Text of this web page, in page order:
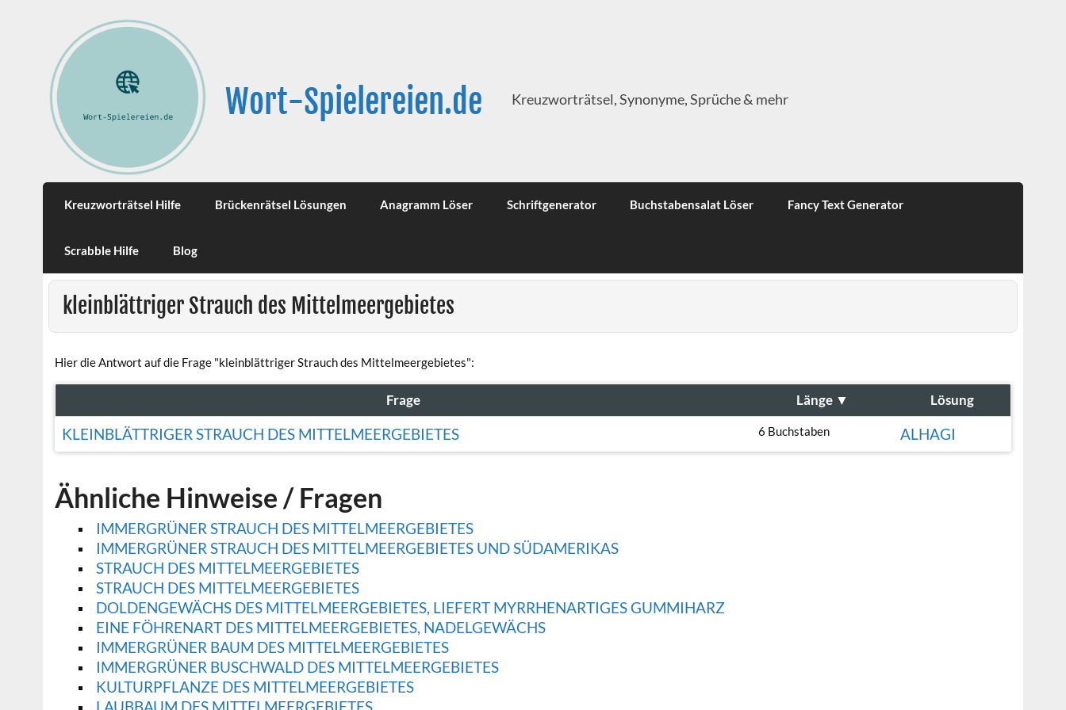
Wort-Spielereien.de Kreuzworträtsel, Synonyme, Sprüche & mehr
Kreuzworträtsel Hilfe Brückenrätsel Lösungen Anagramm Löser Schriftgenerator Buchstabensalat Löser Fancy Text Generator
Scrabble Hilfe Blog
kleinblättriger Strauch des Mittelmeergebietes
Hier die Antwort auf die Frage "kleinblättriger Strauch des Mittelmeergebietes":
Frage Länge ▼ Lösung
KLEINBLÄTTRIGER STRAUCH DES MITTELMEERGEBIETES 6 Buchstaben ALHAGI
Ähnliche Hinweise / Fragen
IMMERGRÜNER STRAUCH DES MITTELMEERGEBIETES
IMMERGRÜNER STRAUCH DES MITTELMEERGEBIETES UND SÜDAMERIKAS
STRAUCH DES MITTELMEERGEBIETES
STRAUCH DES MITTELMEERGEBIETES
DOLDENGEWÄCHS DES MITTELMEERGEBIETES, LIEFERT MYRRHENARTIGES GUMMIHARZ
EINE FÖHRENART DES MITTELMEERGEBIETES, NADELGEWÄCHS
IMMERGRÜNER BAUM DES MITTELMEERGEBIETES
IMMERGRÜNER BUSCHWALD DES MITTELMEERGEBIETES
KULTURPFLANZE DES MITTELMEERGEBIETES